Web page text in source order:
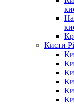
Кисти